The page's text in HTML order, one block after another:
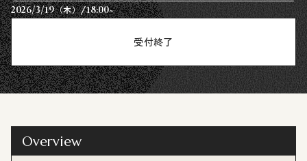
2026/3/19（木）/18:00~
受付終了
Overview